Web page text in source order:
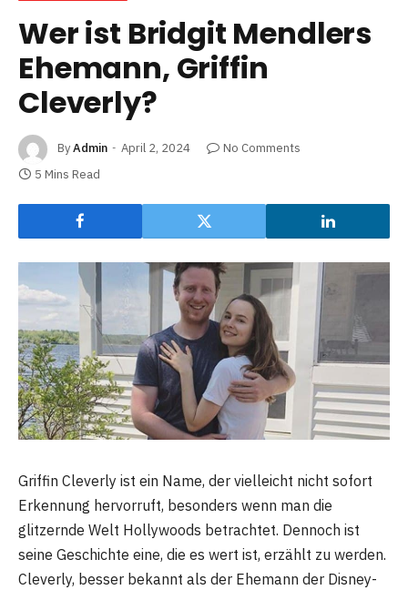
Wer ist Bridgit Mendlers
Ehemann, Griffin
Cleverly?
ByAdmin April 2, 2024
No Comments
5 Mins Read
Griffin Cleverly ist ein Name, der vielleicht nicht sofort
Erkennung hervorruft, besonders wenn man die
glitzernde Welt Hollywoods betrachtet. Dennoch ist
seine Geschichte eine, die es wert ist, erzählt zu werden.
Cleverly, besser bekannt als der Ehemann der Disney-